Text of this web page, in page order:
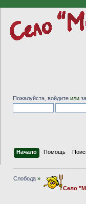
Пожалуйста, войдите или
Начало Помощь
Слобода »
Село